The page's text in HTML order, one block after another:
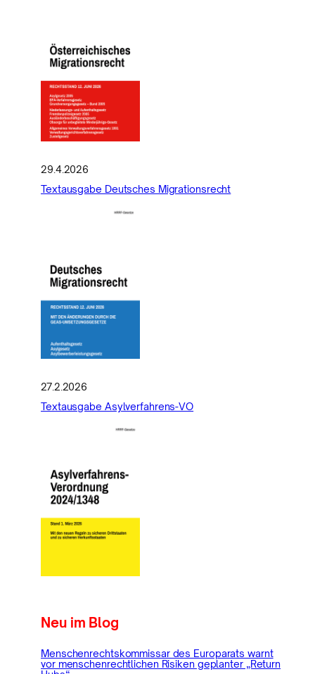
29.4.2026
Textausgabe Deutsches Migrationsrecht
27.2.2026
Textausgabe Asylverfahrens-VO
Neu im Blog
Menschenrechtskommissar des Europarats warnt
vor menschenrechtlichen Risiken geplanter „Return